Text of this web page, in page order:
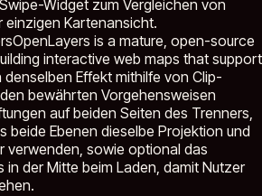
Widget zum Vergleichen von
einzigen Kartenansicht.
OpenLayers is a mature, open-source
interactive web maps that support
denselben Effekt mithilfe von Clip-
bewährten Vorgehensweisen
auf beiden Seiten des Trenners,
beide Ebenen dieselbe Projektion und
verwenden, sowie optional das
in der Mitte beim Laden, damit Nutzer